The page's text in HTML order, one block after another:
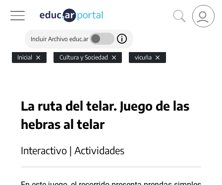
Incluir Archivo educ.ar
Inicial Cultura y Sociedad vicuña
La ruta del telar. Juego de las
hebras al telar
Interactivo | Actividades